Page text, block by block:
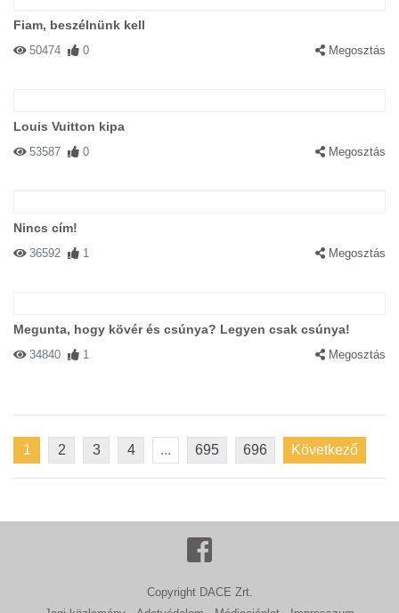
Fiam, beszélnünk kell
50474 0 Megosztás
Louis Vuitton kipa
53587 0 Megosztás
Nincs cím!
36592 1 Megosztás
Megunta, hogy kövér és csúnya? Legyen csak csúnya!
34840 1 Megosztás
1 2 3 4 ... 695 696 Következő
Copyright DACE Zrt.